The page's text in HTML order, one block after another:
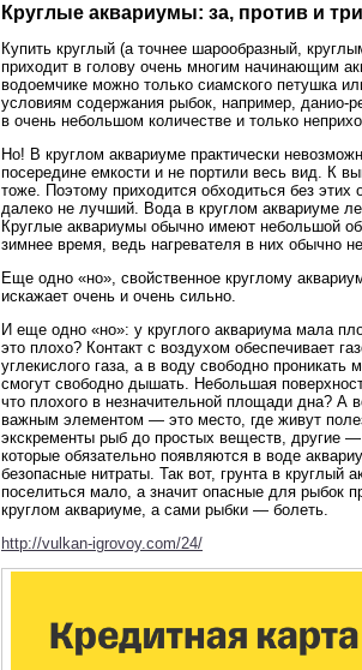
Круглые аквариумы: за, против и
Купить круглый (а точнее шарообразный,
приходит в голову очень многим начинающим
водоемчике можно только сиамского петушка
условиям содержания рыбок, например, данио-
в очень небольшом количестве и только
Но! В круглом аквариуме практически
посередине емкости и не портили весь вид. К
тоже. Поэтому приходится обходиться без
далеко не лучший. Вода в круглом аквариуме
Круглые аквариумы обычно имеют небольшой
зимнее время, ведь нагревателя в них обычно
Еще одно «но», свойственное круглому
искажает очень и очень сильно.
И еще одно «но»: у круглого аквариума мала
это плохо? Контакт с воздухом обеспечивает
углекислого газа, а в воду свободно
смогут свободно дышать. Небольшая
что плохого в незначительной площади дна? А
важным элементом — это место, где живут
экскременты рыб до простых веществ, другие
которые обязательно появляются в воде
безопасные нитраты. Так вот, грунта в
поселиться мало, а значит опасные для рыбок
круглом аквариуме, а сами рыбки — болеть.
http://vulkan-igrovoy.com/24/